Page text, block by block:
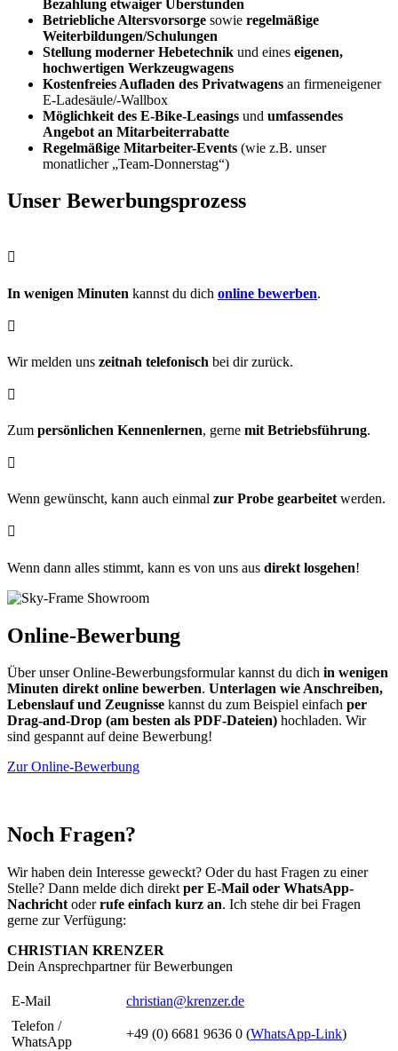
Bezahlung etwaiger Überstunden
Betriebliche Altersvorsorge sowie regelmäßige
Weiterbildungen/Schulungen
Stellung moderner Hebetechnik und eines eigenen,
hochwertigen Werkzeugwagens
Kostenfreies Aufladen des Privatwagens an firmeneigener
E-Ladesäule/-Wallbox
Möglichkeit des E-Bike-Leasings und umfassendes
Angebot an Mitarbeiterrabatte
Regelmäßige Mitarbeiter-Events (wie z.B. unser
monatlicher „Team-Donnerstag“)
Unser Bewerbungsprozess

In wenigen Minuten kannst du dich online bewerben.

Wir melden uns zeitnah telefonisch bei dir zurück.

Zum persönlichen Kennenlernen, gerne mit Betriebsführung.

Wenn gewünscht, kann auch einmal zur Probe gearbeitet werden.

Wenn dann alles stimmt, kann es von uns aus direkt losgehen!
Online-Bewerbung
Über unser Online-Bewerbungsformular kannst du dich in wenigen
Minuten direkt online bewerben. Unterlagen wie Anschreiben,
Lebenslauf und Zeugnisse kannst du zum Beispiel einfach per
Drag-and-Drop (am besten als PDF-Dateien) hochladen. Wir
sind gespannt auf deine Bewerbung!
Zur Online-Bewerbung
Noch Fragen?
Wir haben dein Interesse geweckt? Oder du hast Fragen zu einer
Stelle? Dann melde dich direkt per E-Mail oder WhatsApp-
Nachricht oderrufe einfach kurz an. Ich stehe dir bei Fragen
gerne zur Verfügung:
CHRISTIAN KRENZER
Dein Ansprechpartner für Bewerbungen
E-Mail
christian@krenzer.de
Telefon /
WhatsApp
+49 (0) 6681 9636 0 (WhatsApp-Link)